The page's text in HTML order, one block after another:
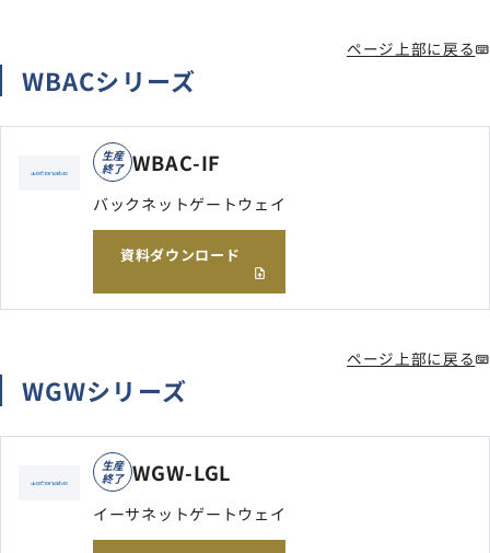
ページ上部に戻る
WBACシリーズ
生産
終了 WBAC-IF
バックネットゲートウェイ
資料ダウンロード
ページ上部に戻る
WGWシリーズ
生産
終了 WGW-LGL
イーサネットゲートウェイ